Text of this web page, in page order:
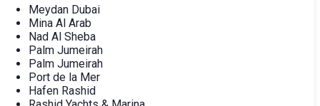
Meydan Dubai
Mina Al Arab
Nad Al Sheba
Palm Jumeirah
Palm Jumeirah
Port de la Mer
Hafen Rashid